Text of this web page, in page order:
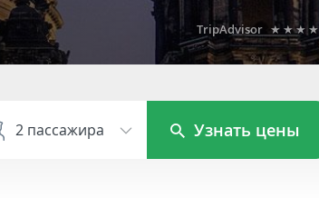
TripAdvisor ★★★★
2 пассажира Узнать цены